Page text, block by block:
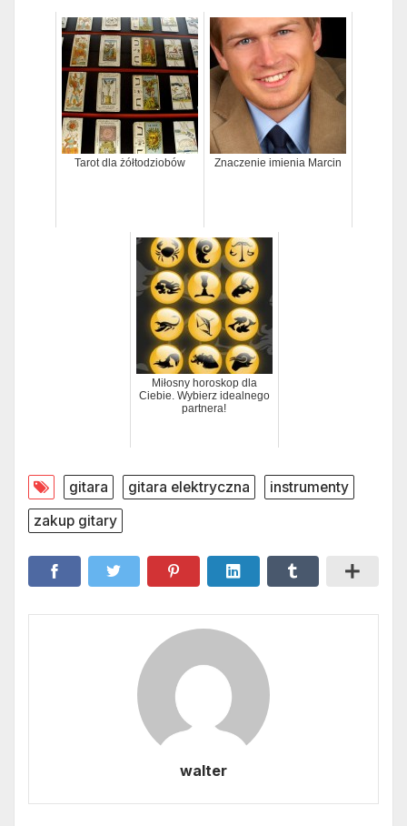
Tarot dla żółtodziobów Znaczenie imienia Marcin
Miłosny horoskop dla
Ciebie. Wybierz idealnego
partnera!
gitara gitara elektryczna
instrumenty
zakup gitary
walter